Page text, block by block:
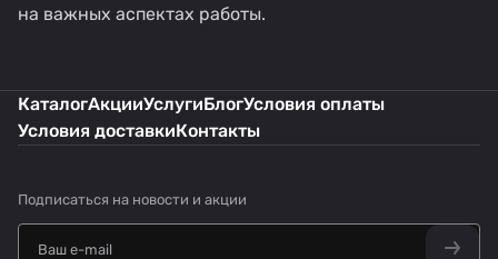
на важных аспектах работы.
КаталогАкцииУслугиБлогУсловия оплаты
Условия доставкиКонтакты
Подписаться на новости и акции